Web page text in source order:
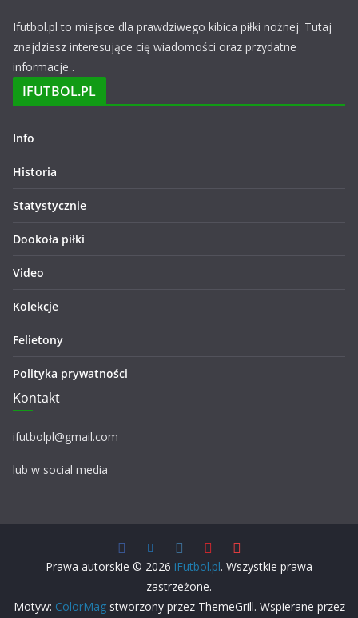
Ifutbol.pl to miejsce dla prawdziwego kibica piłki nożnej. Tutaj
znajdziesz interesujące cię wiadomości oraz przydatne
informacje .
IFUTBOL.PL
Info
Historia
Statystycznie
Dookoła piłki
Video
Kolekcje
Felietony
Polityka prywatności
Kontakt
ifutbolpl@gmail.com
lub w social media
Prawa autorskie © 2026 iFutbol.pl. Wszystkie prawa
zastrzeżone.
Motyw: ColorMagstworzony przez ThemeGrill. Wspierane przez